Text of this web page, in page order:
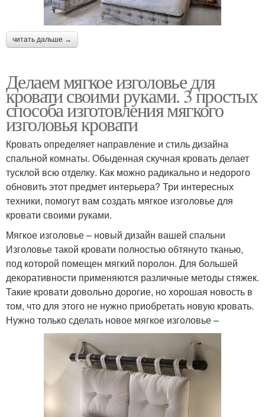
читать дальше →
Делаем мягкое изголовье для
кровати своими руками. 3 простых
способа изготовления мягкого
изголовья кровати
Кровать определяет направление и стиль дизайна
спальной комнаты. Обыденная скучная кровать делает
тусклой всю отделку. Как можно радикально и недорого
обновить этот предмет интерьера? Три интересных
техники, помогут вам создать мягкое изголовье для
кровати своими руками.
Мягкое изголовье – новый дизайн вашей спальни
Изголовье такой кровати полностью обтянуто тканью,
под которой помещен мягкий поролон. Для большей
декоративности применяются различные методы стяжек.
Такие кровати довольно дорогие, но хорошая новость в
том, что для этого не нужно приобретать новую кровать.
Нужно только сделать новое мягкое изголовье –